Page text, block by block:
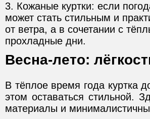
3. Кожаные куртки: если
может стать стильным и
от ветра, а в сочетании с
прохладные дни.
Весна-лето:
В тёплое время года куртка
этом оставаться стильной.
материалы и